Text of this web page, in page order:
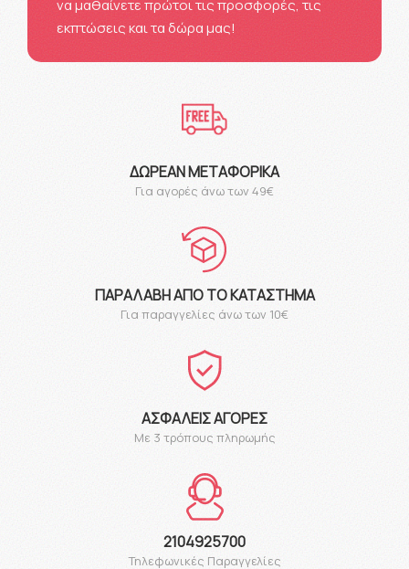
να μαθαίνετε πρώτοι τις προσφορές, τις
εκπτώσεις και τα δώρα μας!
ΔΩΡΕΆΝ ΜΕΤΑΦΟΡΙΚΆ
Για αγορές άνω των 49€
ΠΑΡΑΛΑΒΉ ΑΠΌ ΤΟ ΚΑΤΆΣΤΗΜΑ
Για παραγγελίες άνω των 10€
ΑΣΦΑΛΕΊΣ ΑΓΟΡΈΣ
Με 3 τρόπους πληρωμής
2104925700
Τηλεφωνικές Παραγγελίες